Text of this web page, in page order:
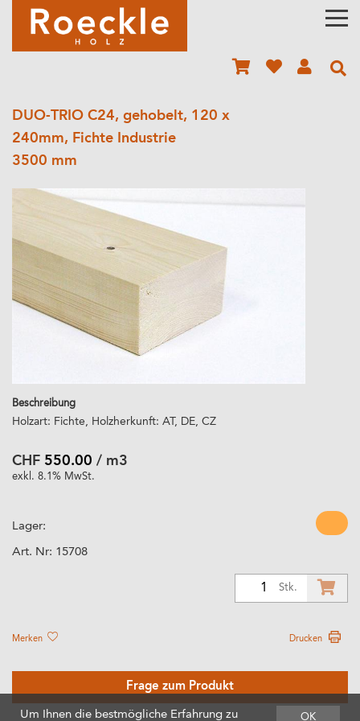
DUO-TRIO C24, gehobelt, 120 x
240mm, Fichte Industrie
3500 mm
Beschreibung
Holzart: Fichte, Holzherkunft: AT, DE, CZ
CHF 550.00 / m3
exkl. 8.1% MwSt.
Lager:
Art. Nr: 15708
Stk.
Merken Drucken
Frage zum Produkt
OK
Um Ihnen die bestmögliche Erfahrung zu